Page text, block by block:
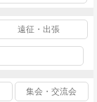
遠征・出張
集会・交流会